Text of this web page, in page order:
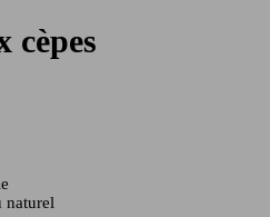
cèpes
naturel